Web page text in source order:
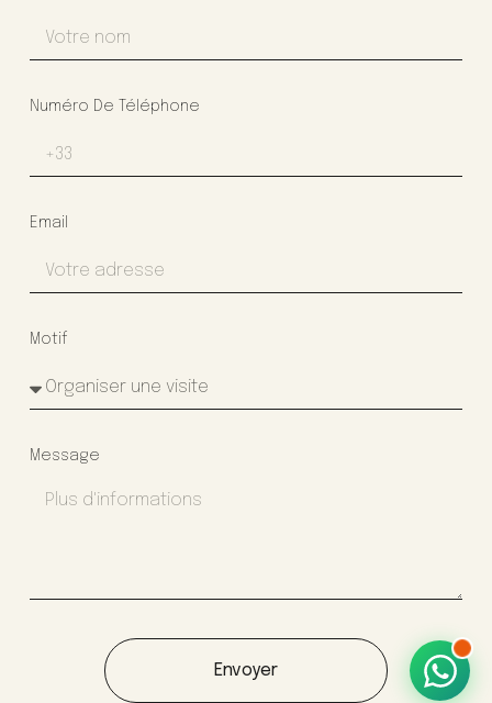
Numéro De Téléphone
Email
Motif
Message
Envoyer